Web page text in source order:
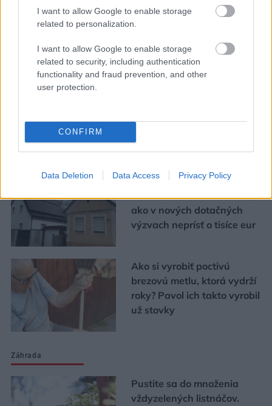
I want to allow Google to enable storage
related to personalization.
I want to allow Google to enable storage
related to security, including authentication
functionality and fraud prevention, and other
user protection.
CONFIRM
Data Deletion Data Access Privacy Policy
zhotoviteľa projektovej
dokumentácie
Pod asfaltom bola vzácna
dlažba. Nádvorie Pistoriho
Urob si sám
Chystáte sa zatepľovať
alebo meniť kotol? Návod,
ako v nových dotačných
výzvach neprísť o tisíce eur
Ako si vyrobiť poctivú
brezovú metlu, ktorá vydrží
roky? Pavol ich takto vyrobil
už stovky
Záhrada
Pustite sa do množenia
vždyzelených listnáčov.